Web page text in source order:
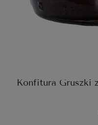
Konfitura Gruszki